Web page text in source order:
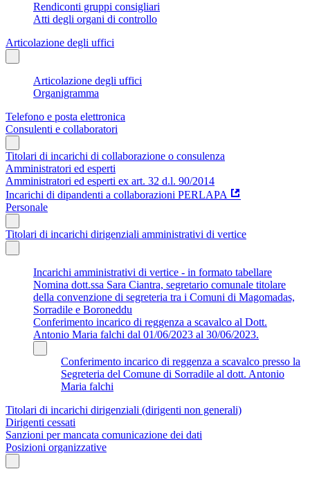
Rendiconti gruppi consigliari
Atti degli organi di controllo
Articolazione degli uffici
Articolazione degli uffici
Organigramma
Telefono e posta elettronica
Consulenti e collaboratori
Titolari di incarichi di collaborazione o consulenza
Amministratori ed esperti
Amministratori ed esperti ex art. 32 d.l. 90/2014
Incarichi di dipandenti a collaborazioni PERLAPA
Personale
Titolari di incarichi dirigenziali amministrativi di vertice
Incarichi amministrativi di vertice - in formato tabellare
Nomina dott.ssa Sara Ciantra, segretario comunale titolare
della convenzione di segreteria tra i Comuni di Magomadas,
Sorradile e Boroneddu
Conferimento incarico di reggenza a scavalco al Dott.
Antonio Maria falchi dal 01/06/2023 al 30/06/2023.
Conferimento incarico di reggenza a scavalco presso la
Segreteria del Comune di Sorradile al dott. Antonio
Maria falchi
Titolari di incarichi dirigenziali (dirigenti non generali)
Dirigenti cessati
Sanzioni per mancata comunicazione dei dati
Posizioni organizzative